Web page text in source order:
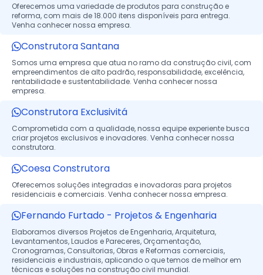
Oferecemos uma variedade de produtos para construção e
reforma, com mais de 18.000 itens disponíveis para entrega.
Venha conhecer nossa empresa.
Construtora Santana
Somos uma empresa que atua no ramo da construção civil, com
empreendimentos de alto padrão, responsabilidade, excelência,
rentabilidade e sustentabilidade. Venha conhecer nossa
empresa.
Construtora Exclusivitá
Comprometida com a qualidade, nossa equipe experiente busca
criar projetos exclusivos e inovadores. Venha conhecer nossa
construtora.
Coesa Construtora
Oferecemos soluções integradas e inovadoras para projetos
residenciais e comerciais. Venha conhecer nossa empresa.
Fernando Furtado - Projetos & Engenharia
Elaboramos diversos Projetos de Engenharia, Arquitetura,
Levantamentos, Laudos e Pareceres, Orçamentação,
Cronogramas, Consultorias, Obras e Reformas comerciais,
residenciais e industriais, aplicando o que temos de melhor em
técnicas e soluções na construção civil mundial.